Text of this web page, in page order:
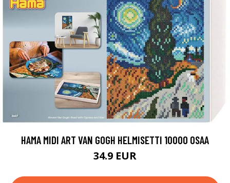
HAMA MIDI ART VAN GOGH HELMISETTI 10000 OSAA
34.9 EUR